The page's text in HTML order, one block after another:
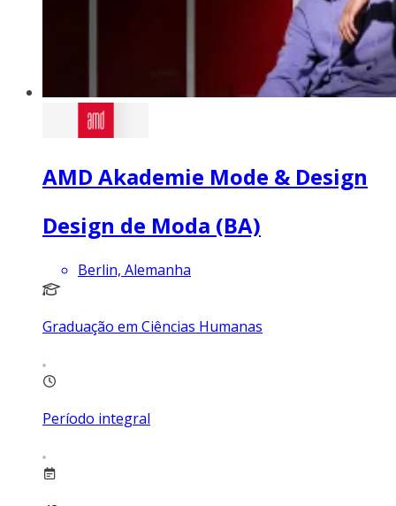
AMD Akademie Mode & Design
Design de Moda (BA)
Berlin, Alemanha
Graduação em Ciências Humanas
Período integral